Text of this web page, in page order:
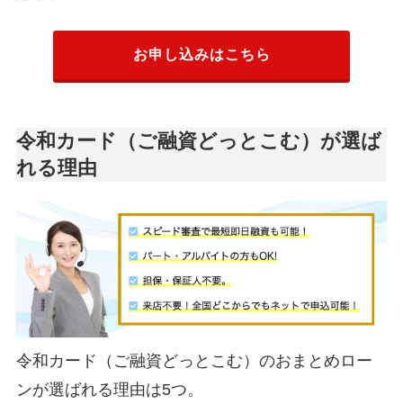
お申し込みはこちら
令和カード（ご融資どっとこむ）が選ば
れる理由
令和カード（ご融資どっとこむ）のおまとめロー
ンが選ばれる理由は5つ。